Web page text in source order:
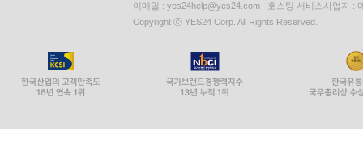
이메일 : yes24help@yes24.com 호스팅 서비스사업자 :
Copyright ⓒ YES24 Corp. All Rights Reserved.